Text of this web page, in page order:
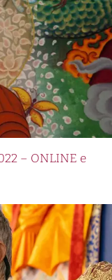
– ONLINE e